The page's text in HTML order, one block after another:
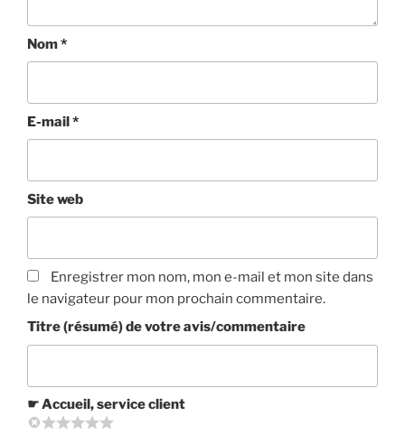
Nom*
E-mail*
Site web
Enregistrer mon nom, mon e-mail et mon site dans
le navigateur pour mon prochain commentaire.
Titre (résumé) de votre avis/commentaire
☛ Accueil, service client